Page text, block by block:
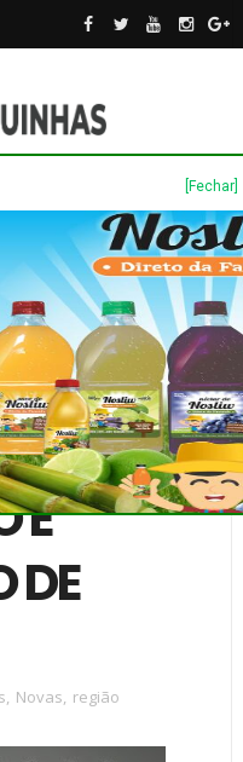
[Fechar]
CIA DA PM - PRISÃO
DA
E
DE
, Novas, região